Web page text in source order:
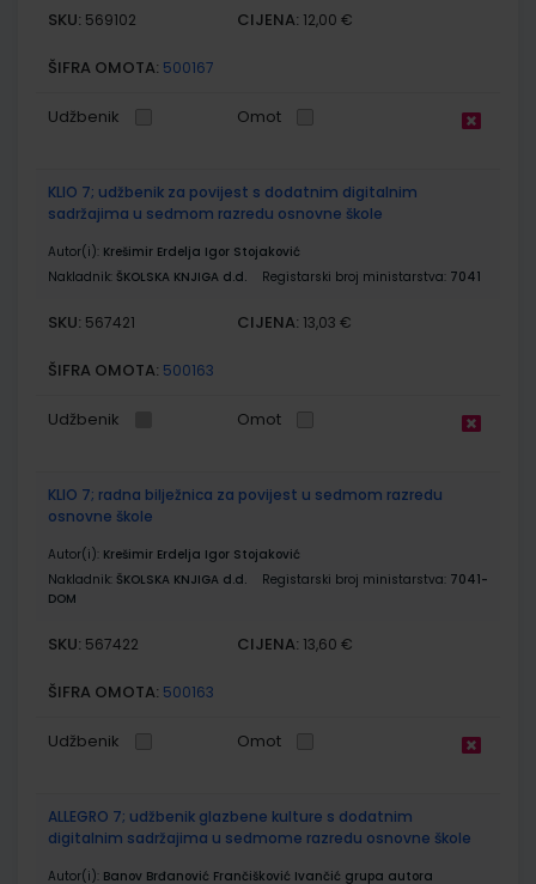
SKU: 569102 CIJENA: 12,00 €
ŠIFRA OMOTA: 500167
Udžbenik Omot
KLIO 7; udžbenik za povijest s dodatnim digitalnim
sadržajima u sedmom razredu osnovne škole
Autor(i): Krešimir Erdelja Igor Stojaković
Nakladnik: ŠKOLSKA KNJIGA d.d. Registarski broj ministarstva: 7041
SKU: 567421 CIJENA: 13,03 €
ŠIFRA OMOTA: 500163
Udžbenik Omot
KLIO 7; radna bilježnica za povijest u sedmom razredu
osnovne škole
Autor(i): Krešimir Erdelja Igor Stojaković
Nakladnik: ŠKOLSKA KNJIGA d.d. Registarski broj ministarstva: 7041-
DOM
SKU: 567422 CIJENA: 13,60 €
ŠIFRA OMOTA: 500163
Udžbenik Omot
ALLEGRO 7; udžbenik glazbene kulture s dodatnim
digitalnim sadržajima u sedmome razredu osnovne škole
Autor(i): Banov Brđanović Frančišković Ivančić grupa autora